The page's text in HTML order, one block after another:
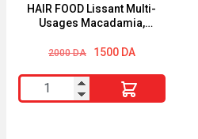
HAIR FOOD Lissant Multi-
Usages Macadamia,
Rebelles
2000DA
Le
initial
était :
2000 DA.
1500 DA
Le
actuel
est :
1500 DA.
quantité
de